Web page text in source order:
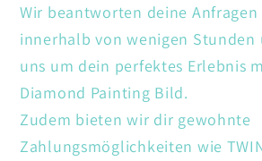
Wir beantworten deine Anfragen
innerhalb von wenigen Stunden
uns um dein perfektes Erlebnis
Diamond Painting Bild.
Zudem bieten wir dir gewohnte
Zahlungsmöglichkeiten wie